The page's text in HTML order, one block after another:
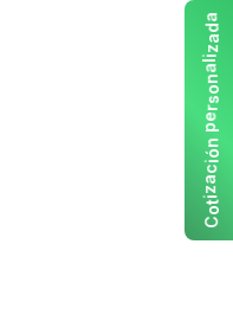
C
o
t
i
z
a
c
i
ó
n
p
e
r
s
o
n
a
l
i
z
a
d
a